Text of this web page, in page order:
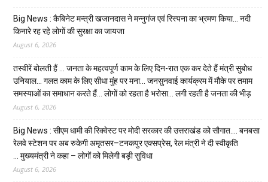
Big News : कैबिनेट मन्त्री खजानदास ने मन्नुगंज एवं रिस्पना का भ्रमण किया… नदी
किनारे रह रहे लोगों की सुरक्षा का जायजा
August 6, 2026
तस्वीरें बोलती हैं … जनता के महत्वपूर्ण काम के लिए दिन-रात एक कर देते हैं मंत्री सुबोध
उनियाल… गलत काम के लिए सीधा मुंह पर मना… जनसुनवाई कार्यक्रम में मौके पर तमाम
समस्याओं का समाधान करते हैं… लोगों को रहता है भरोसा… लगी रहती है जनता की भीड़
August 6, 2026
Big News : सीएम धामी की रिक्वेस्ट पर मोदी सरकार की उत्तराखंड को सौगात…. बनबसा
रेलवे स्टेशन पर अब रुकेगी अमृतसर–टनकपुर एक्सप्रेस, रेल मंत्री ने दी स्वीकृति
… मुख्यमंत्री ने कहा – लोगों को मिलेगी बड़ी सुविधा
August 6, 2026